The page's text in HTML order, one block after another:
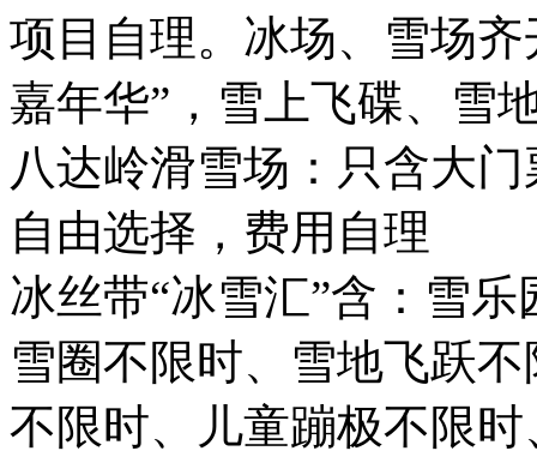
项目自理。冰场、雪场
嘉年华”，雪上飞碟、雪
八达岭滑雪场：只含大
自由选择，费用自理
冰丝带“冰雪汇”含：雪
雪圈不限时、雪地飞跃
不限时、儿童蹦极不限